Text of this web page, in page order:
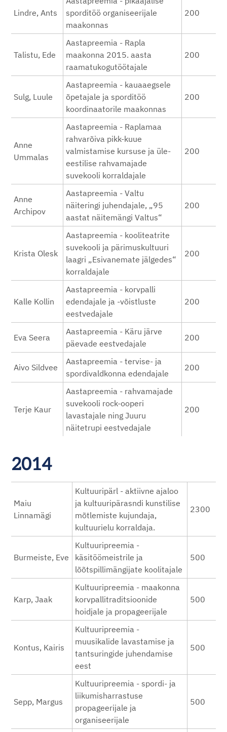
Lindre, Ants
sporditöö organiseerijale
maakonnas
200
Talistu, Ede
Aastapreemia - Rapla
maakonna 2015. aasta
raamatukogutöötajale
200
Sulg, Luule
Aastapreemia - kauaaegsele
õpetajale ja sporditöö
koordinaatorile maakonnas
200
Anne
Ummalas
Aastapreemia - Raplamaa
rahvarõiva pikk-kuue
valmistamise kursuse ja üle-
eestilise rahvamajade
suvekooli korraldajale
200
Anne
Archipov
Aastapreemia - Valtu
näiteringi juhendajale, „95
aastat näitemängi Valtus“
200
Krista Olesk
Aastapreemia - kooliteatrite
suvekooli ja pärimuskultuuri
laagri „Esivanemate jälgedes“
korraldajale
200
Kalle Kollin
Aastapreemia - korvpalli
edendajale ja -võistluste
eestvedajale
200
Eva Seera
Aastapreemia - Käru järve
päevade eestvedajale
200
Aivo Sildvee
Aastapreemia - tervise- ja
spordivaldkonna edendajale
200
Terje Kaur
Aastapreemia - rahvamajade
suvekooli rock-ooperi
lavastajale ning Juuru
näitetrupi eestvedajale
200
2014
Maiu
Linnamägi
Kultuuripärl - aktiivne ajaloo
ja kultuuripärasndi kunstilise
mõtlemiste kujundaja,
kultuurielu korraldaja.
2300
Burmeiste, Eve
Kultuuripreemia -
käsitöömeistrile ja
lõõtspillimängijate koolitajale
500
Karp, Jaak
Kultuuripreemia - maakonna
korvpallitraditsioonide
hoidjale ja propageerijale
500
Kontus, Kairis
Kultuuripreemia -
muusikalide lavastamise ja
tantsuringide juhendamise
eest
500
Sepp, Margus
Kultuuripreemia - spordi- ja
liikumisharrastuse
propageerijale ja
organiseerijale
500